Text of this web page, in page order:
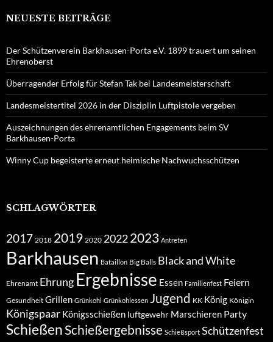
NEUESTE BEITRÄGE
Der Schützenverein Barkhausen-Porta e.V. 1899 trauert um seinen
Ehrenoberst
Überragender Erfolg für Stefan Tak bei Landesmeisterschaft
Landesmeistertitel 2026 in der Disziplin Luftpistole vergeben
Auszeichnungen des ehrenamtlichen Engagements beim SV
Barkhausen-Porta
Winny Cup begeisterte erneut heimische Nachwuchsschützen
SCHLAGWÖRTER
2017 2018 2019 2020 20222023 Antreten
Barkhausen Bataillon Big Balls Black and White
Ehrenamt Ehrung Ergebnisse Essen Familienfest Feiern
Gesundheit Grillen Grünkohl Grünkohlessen Jugend KK König Königin
Königspaar Königsschießen luftgewehr Marschieren Party
SchießenSchießergebnisse Schießsport Schützenfest